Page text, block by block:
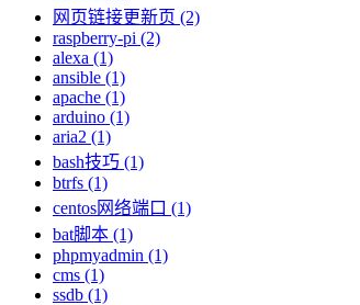
网页链接更新页 (2)
raspberry-pi (2)
alexa (1)
ansible (1)
apache (1)
arduino (1)
aria2 (1)
bash技巧 (1)
btrfs (1)
centos网络端口 (1)
bat脚本 (1)
phpmyadmin (1)
cms (1)
ssdb (1)